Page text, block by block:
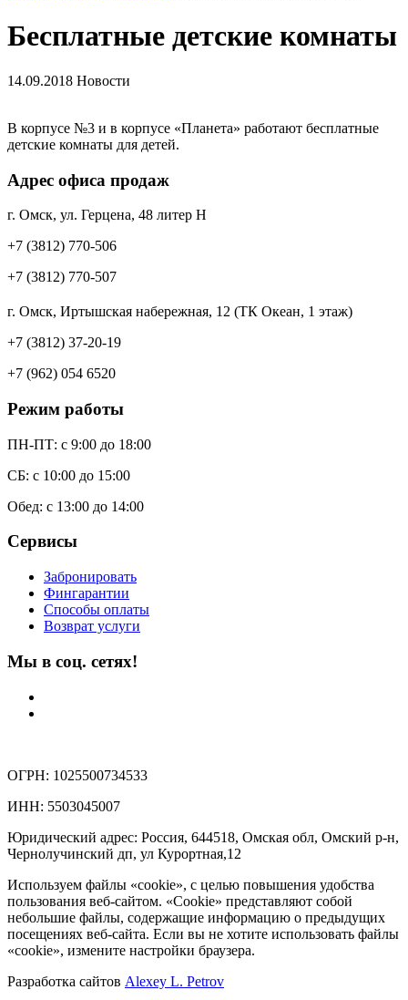
Бесплатные детские комнаты
14.09.2018 Новости
В корпусе №3 и в корпусе «Планета» работают бесплатные
детские комнаты для детей.
Адрес офиса продаж
г. Омск, ул. Герцена, 48 литер Н
+7 (3812) 770-506
+7 (3812) 770-507
г. Омск, Иртышская набережная, 12 (ТК Океан, 1 этаж)
+7 (3812) 37-20-19
+7 (962) 054 6520
Режим работы
ПН-ПТ: c 9:00 до 18:00
СБ: с 10:00 до 15:00
Обед: с 13:00 до 14:00
Сервисы
Забронировать
Фингарантии
Способы оплаты
Возврат услуги
Мы в соц. сетях!
ОГРН: 1025500734533
ИНН: 5503045007
Юридический адрес: Россия, 644518, Омская обл, Омский р-н,
Чернолучинский дп, ул Курортная,12
Используем файлы «cookie», с целью повышения удобства
пользования веб-сайтом. «Cookie» представляют собой
небольшие файлы, содержащие информацию о предыдущих
посещениях веб-сайта. Если вы не хотите использовать файлы
«cookie», измените настройки браузера.
Разработка сайтов Alexey L. Petrov